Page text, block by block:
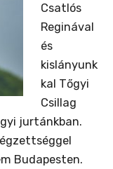
Csatlós
Reginával
és
kislányunk
kal Tőgyi
Csillag
jurtánkban.
Budapesten.